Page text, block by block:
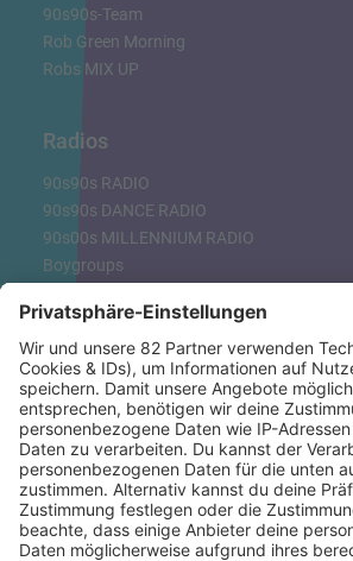
90s90s-Team
Rob Green Morning
Robs MIX UP
Radios
90s90s RADIO
90s90s DANCE RADIO
90s00s MILLENNIUM RADIO
Boygroups
Clubhits
Dinnerparty
Eurodance
Grunge
Hiphop & Rap
Hiphop deutsch
House
Ibiza
Loveparade